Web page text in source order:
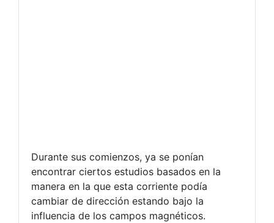
Durante sus comienzos, ya se ponían
encontrar ciertos estudios basados en la
manera en la que esta corriente podía
cambiar de dirección estando bajo la
influencia de los campos magnéticos.